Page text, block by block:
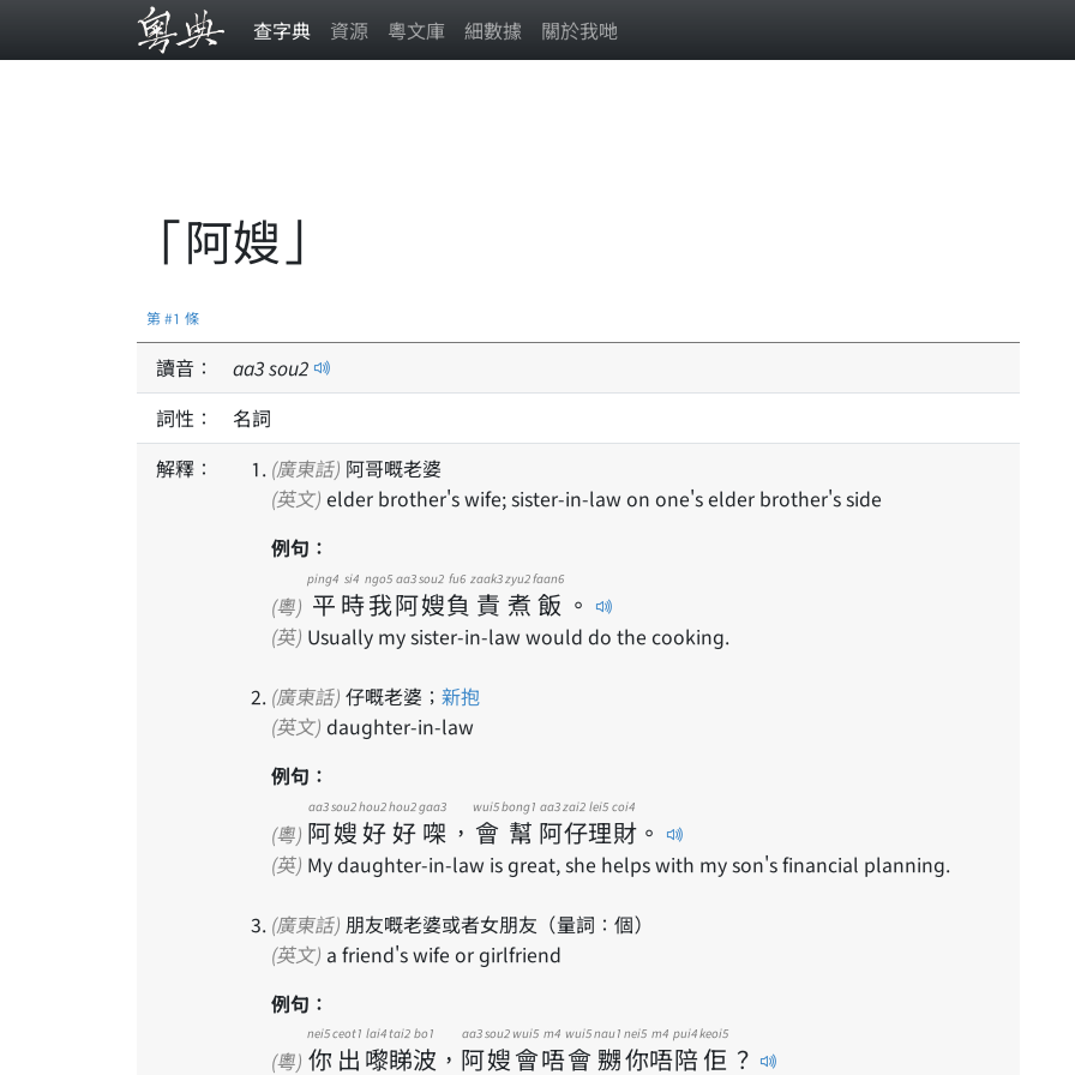
查字典 資源 粵文庫 細數據 關於我哋
「阿嫂」
第 #1 條
讀音： aa3sou2
詞性：
名詞
解釋：
(廣東話) 阿哥嘅老婆
(英文) elder brother's wife; sister-in-law on one's elder brother's side
例句：
(粵) 平
ping4
時
si4
我
ngo5
阿
aa3
嫂
sou2
負
fu6
責
zaak3
煮
zyu2
飯
faan6
。
(英) Usually my sister-in-law would do the cooking.
(廣東話) 仔嘅老婆； 新抱
(英文) daughter-in-law
例句：
(粵) 阿
aa3
嫂
sou2
好
hou2
好
hou2
㗎
gaa3
， 會
wui5
幫
bong1
阿
aa3
仔
zai2
理
lei5
財
coi4
。
(英) My daughter-in-law is great, she helps with my son's financial planning.
(廣東話) 朋友嘅老婆或者女朋友（量詞：個）
(英文) a friend's wife or girlfriend
例句：
(粵) 你
nei5
出
ceot1
嚟
lai4
睇
tai2
波
bo1
， 阿
aa3
嫂
sou2
會
wui5
唔
m4
會
wui5
嬲
nau1
你
nei5
唔
m4
陪
pui4
佢
keoi5
？